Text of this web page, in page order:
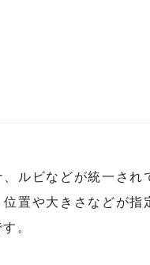
ルビなどが統一され
置や大きさなどが指
。